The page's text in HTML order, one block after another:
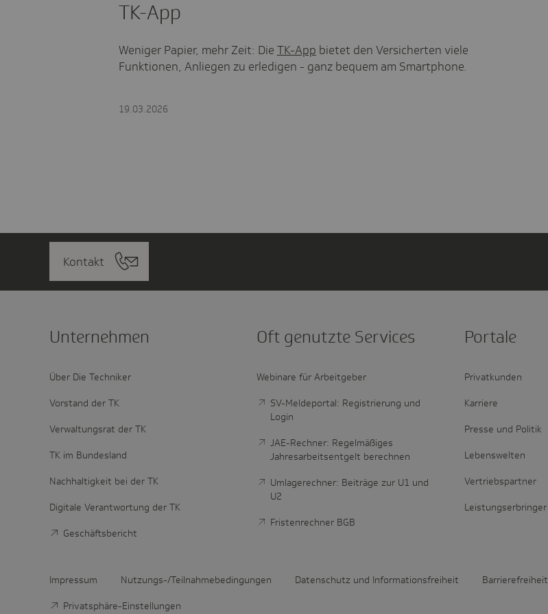
TK-App
Weniger Papier, mehr Zeit: Die TK-App bietet den Versicherten viele
Funktionen, Anliegen zu erledigen - ganz bequem am Smartphone.
19.03.2026
Kontakt
Unter­nehmen
Über Die Techniker
Vorstand der TK
Verwaltungsrat der TK
TK im Bundesland
Nachhaltigkeit bei der TK
Digitale Verantwortung der TK
Geschäftsbericht
Oft genutzte Services
Webinare für Arbeitgeber
SV-Meldeportal: Registrierung und
Login
JAE-Rechner: Regelmäßiges
Jahresarbeitsentgelt berechnen
Umlagerechner: Beiträge zur U1 und
U2
Fristenrechner BGB
Portale
Privatkunden
Karriere
Presse und Politik
Lebenswelten
Vertriebspartner
Leistungserbringer
Impressum Nutzungs-/Teilnahmebedingungen Datenschutz und Informationsfreiheit Barrierefreiheit
Privatsphäre-Einstellungen